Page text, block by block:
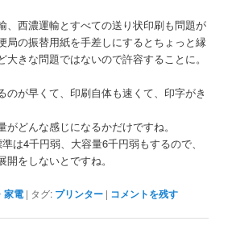
、西濃運輸とすべての送り状印刷も問題が
局の振替用紙を手差しにするとちょっと縁
きな問題ではないので許容することに。
のが早くて、印刷自体も速くて、印字がき
どんな感じになるかだけですね。
は4千円弱、大容量6千円弱もするので、
をしないとですね。
家電 | タグ: プリンター | コメントを残す